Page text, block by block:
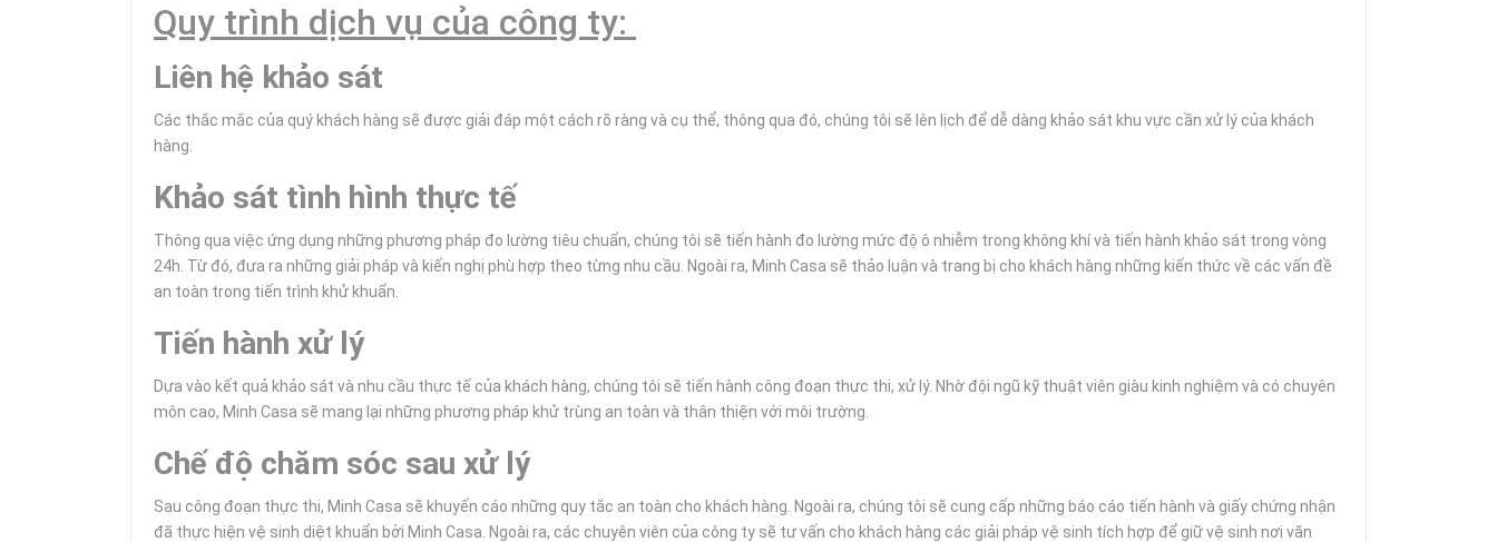
Quy trình dịch vụ của công ty:
Liên hệ khảo sát
Các thắc mắc của quý khách hàng sẽ được giải đáp một cách rõ ràng và cụ thể, thông qua đó, chúng tôi sẽ lên lịch để dễ dàng khảo sát khu vực cần xử lý của khách
hàng.
Khảo sát tình hình thực tế
Thông qua việc ứng dụng những phương pháp đo lường tiêu chuẩn, chúng tôi sẽ tiến hành đo lường mức độ ô nhiễm trong không khí và tiến hành khảo sát trong vòng
24h. Từ đó, đưa ra những giải pháp và kiến nghị phù hợp theo từng nhu cầu. Ngoài ra, Minh Casa sẽ thảo luận và trang bị cho khách hàng những kiến thức về các vấn đề
an toàn trong tiến trình khử khuẩn.
Tiến hành xử lý
Dựa vào kết quả khảo sát và nhu cầu thực tế của khách hàng, chúng tôi sẽ tiến hành công đoạn thực thi, xử lý. Nhờ đội ngũ kỹ thuật viên giàu kinh nghiệm và có chuyên
môn cao, Minh Casa sẽ mang lại những phương pháp khử trùng an toàn và thân thiện với môi trường.
Chế độ chăm sóc sau xử lý
Sau công đoạn thực thi, Minh Casa sẽ khuyến cáo những quy tắc an toàn cho khách hàng. Ngoài ra, chúng tôi sẽ cung cấp những báo cáo tiến hành và giấy chứng nhận
đã thực hiện vệ sinh diệt khuẩn bởi Minh Casa. Ngoài ra, các chuyên viên của công ty sẽ tư vấn cho khách hàng các giải pháp vệ sinh tích hợp để giữ vệ sinh nơi văn